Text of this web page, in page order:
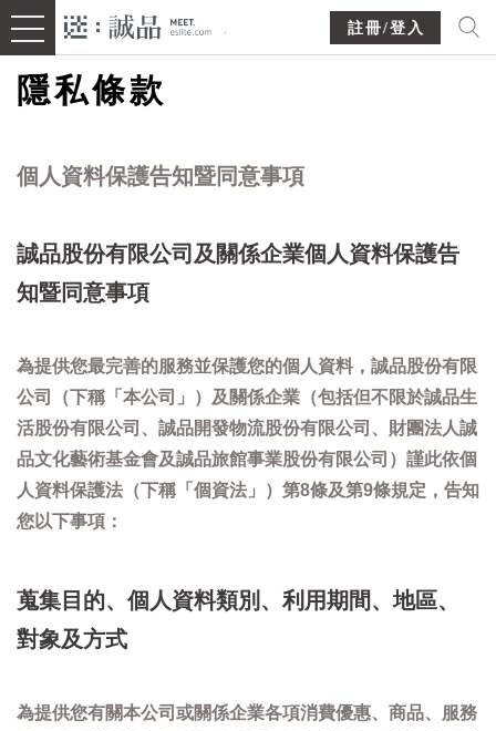
註冊/登入
隱私條款
個人資料保護告知暨同意事項
誠品股份有限公司及關係企業個人資料保護告
知暨同意事項
為提供您最完善的服務並保護您的個人資料，誠品股份有限
公司（下稱「本公司」）及關係企業（包括但不限於誠品生
活股份有限公司、誠品開發物流股份有限公司、財團法人誠
品文化藝術基金會及誠品旅館事業股份有限公司）謹此依個
人資料保護法（下稱「個資法」）第8條及第9條規定，告知
您以下事項：
蒐集目的、個人資料類別、利用期間、地區、
對象及方式
為提供您有關本公司或關係企業各項消費優惠、商品、服務